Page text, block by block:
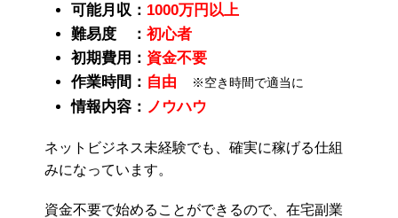
可能月収： 1000万円以上
難易度 ： 初心者
初期費用： 資金不要
作業時間： 自由 ※空き時間で適当に
情報内容： ノウハウ
ネットビジネス未経験でも、確実に稼げる仕組
みになっています。
資金不要で始めることができるので、在宅副業